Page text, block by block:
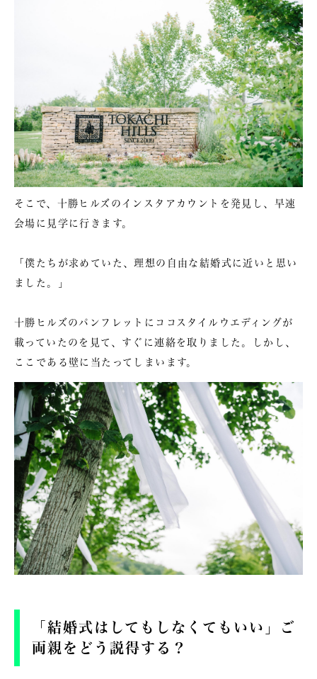
そこで、十勝ヒルズのインスタアカウントを発見し、早速
会場に見学に行きます。
「僕たちが求めていた、理想の自由な結婚式に近いと思い
ました。」
十勝ヒルズのパンフレットにココスタイルウエディングが
載っていたのを見て、すぐに連絡を取りました。しかし、
ここである壁に当たってしまいます。
「結婚式はしてもしなくてもいい」ご
両親をどう説得する？